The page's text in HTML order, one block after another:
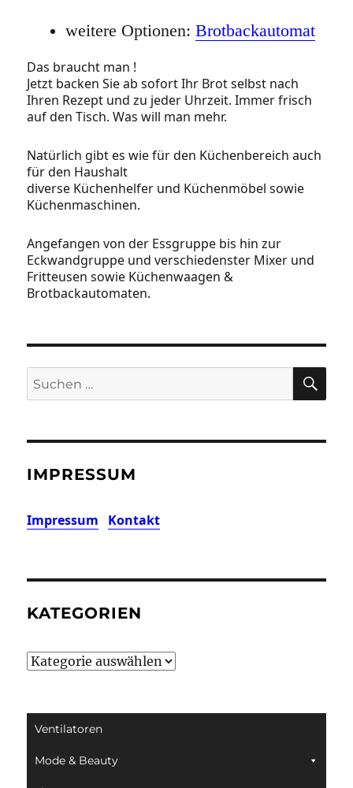
weitere Optionen: Brotbackautomat
Das braucht man !
Jetzt backen Sie ab sofort Ihr Brot selbst nach
Ihren Rezept und zu jeder Uhrzeit. Immer frisch
auf den Tisch. Was will man mehr.
Natürlich gibt es wie für den Küchenbereich auch
für den Haushalt
diverse Küchenhelfer und Küchenmöbel sowie
Küchenmaschinen.
Angefangen von der Essgruppe bis hin zur
Eckwandgruppe und verschiedenster Mixer und
Fritteusen sowie Küchenwaagen &
Brotbackautomaten.
Suchen
nach:
IMPRESSUM
Impressum Kontakt
KATEGORIEN
Kategorien
Ventilatoren
Mode & Beauty